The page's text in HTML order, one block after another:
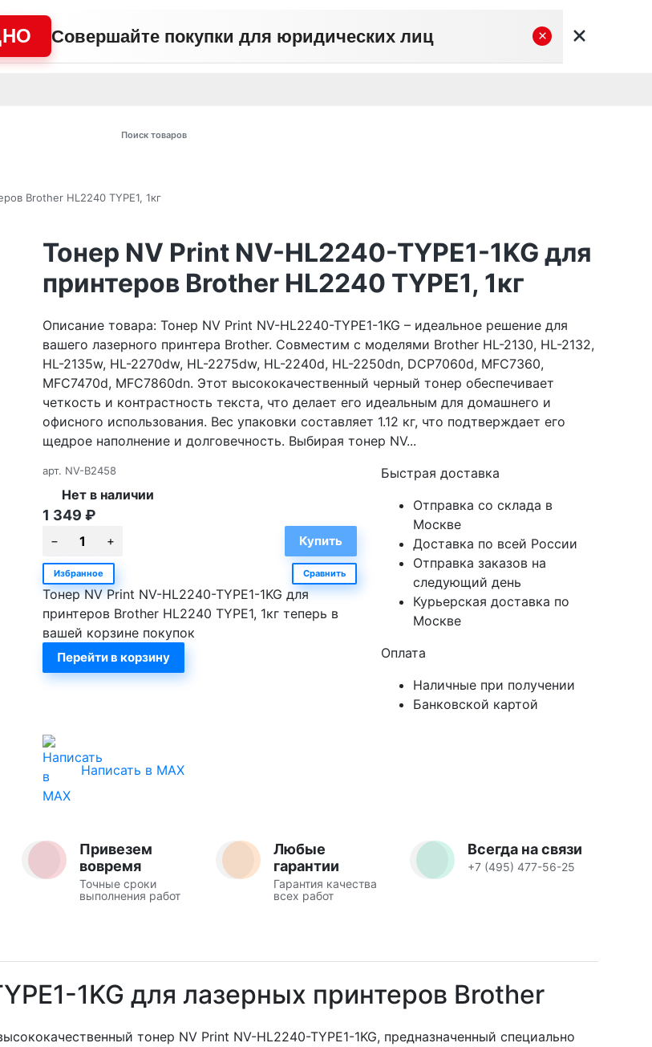
Совершайте покупки для юридических лиц ×
Brother HL2240 TYPE1, 1кг
Тонер NV Print NV-HL2240-TYPE1-1KG для
принтеров Brother HL2240 TYPE1, 1кг
Описание товара: Тонер NV Print NV-HL2240-TYPE1-1KG – идеальное решение для
вашего лазерного принтера Brother. Совместим с моделями Brother HL-2130, HL-2132,
HL-2135w, HL-2270dw, HL-2275dw, HL-2240d, HL-2250dn, DCP7060d, MFC7360,
MFC7470d, MFC7860dn. Этот высококачественный черный тонер обеспечивает
четкость и контрастность текста, что делает его идеальным для домашнего и
офисного использования. Вес упаковки составляет 1.12 кг, что подтверждает его
щедрое наполнение и долговечность. Выбирая тонер NV...
арт. NV-B2458
Нет в наличии
1 349 ₽
Избранное Сравнить
Тонер NV Print NV-HL2240-TYPE1-1KG для
принтеров Brother HL2240 TYPE1, 1кг теперь в
вашей корзине покупок
Перейти в корзину
Быстрая доставка
Отправка со склада в
Москве
Доставка по всей России
Отправка заказов на
следующий день
Курьерская доставка по
Москве
Оплата
Наличные при получении
Банковской картой
Написать в MAX
Привезем
вовремя
Точные сроки
выполнения работ
Любые
гарантии
Гарантия качества
всех работ
Всегда на связи
+7 (495) 477-56-25
1KG для лазерных принтеров Brother
тонер NV Print NV-HL2240-TYPE1-1KG, предназначенный специально